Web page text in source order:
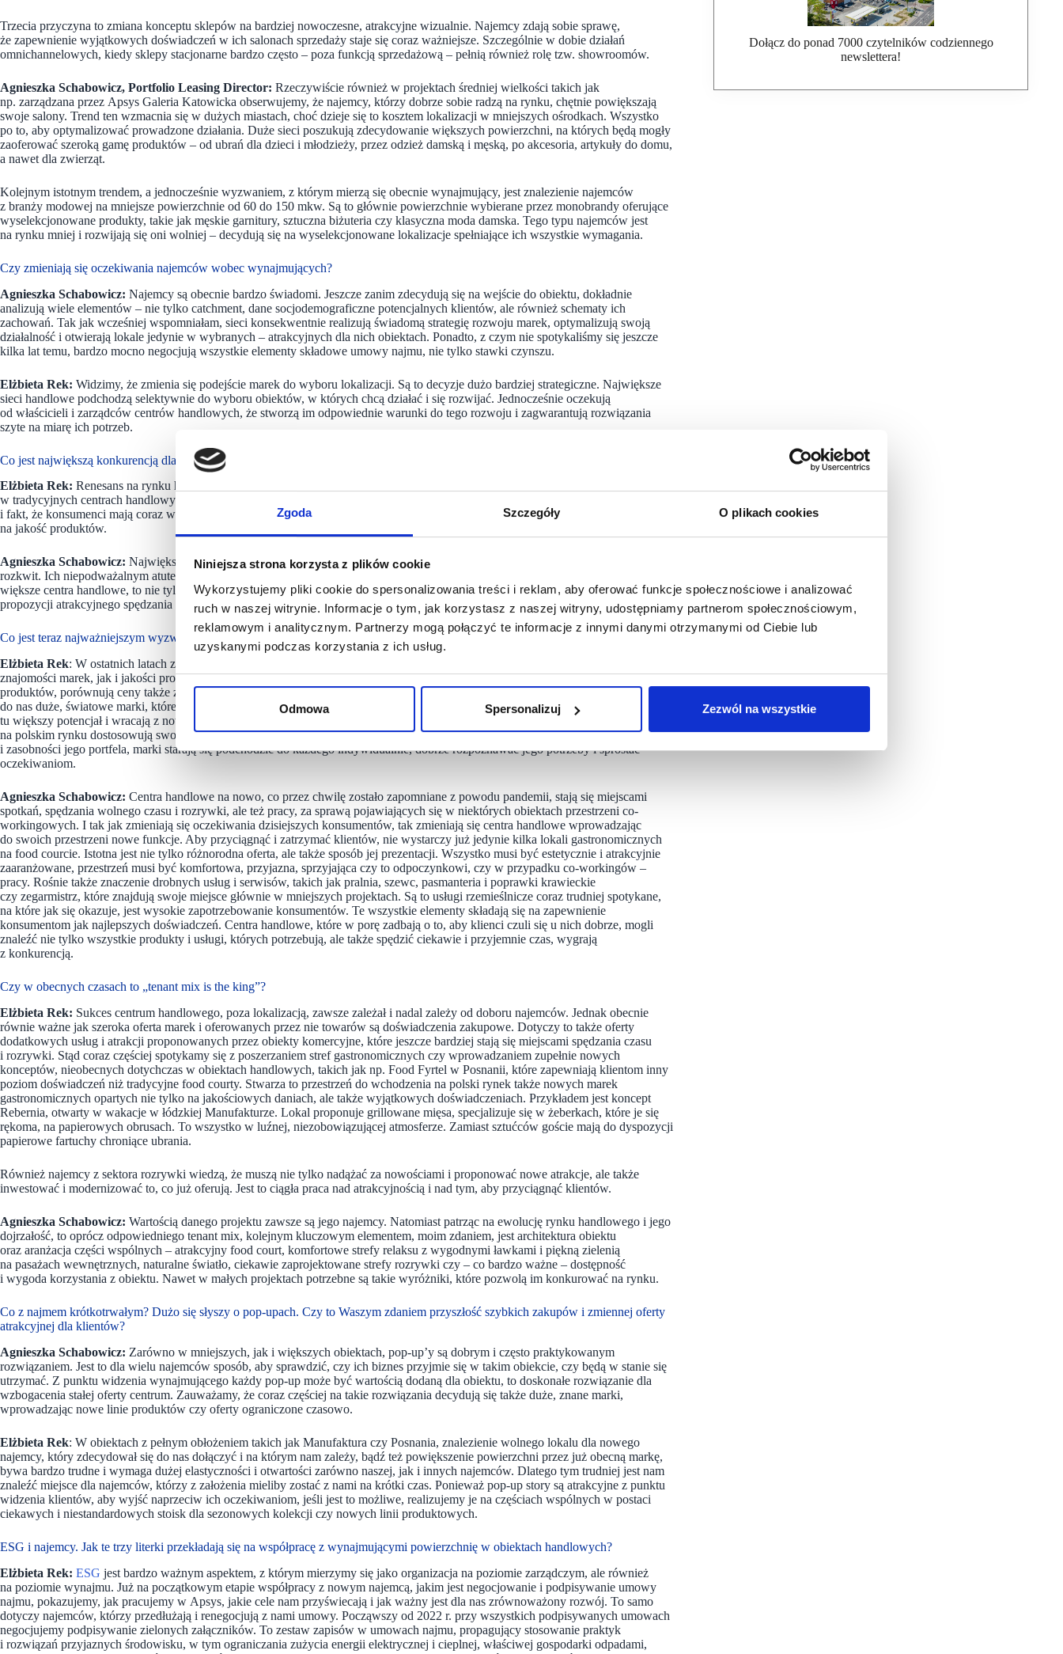
Zgoda Szczegóły O plikach cookies
Niniejsza strona korzysta z plików cookie
Wykorzystujemy pliki cookie do spersonalizowania treści i reklam, aby oferować funkcje społecznościowe i analizować
ruch w naszej witrynie. Informacje o tym, jak korzystasz z naszej witryny, udostępniamy partnerom społecznościowym,
reklamowym i analitycznym. Partnerzy mogą połączyć te informacje z innymi danymi otrzymanymi od Ciebie lub
uzyskanymi podczas korzystania z ich usług.
Odmowa Spersonalizuj Zezwól na wszystkie
Trzecia przyczyna to zmiana konceptu sklepów na bardziej nowoczesne, atrakcyjne wizualnie. Najemcy zdają sobie sprawę,
że zapewnienie wyjątkowych doświadczeń w ich salonach sprzedaży staje się coraz ważniejsze. Szczególnie w dobie działań
omnichannelowych, kiedy sklepy stacjonarne bardzo często – poza funkcją sprzedażową – pełnią również rolę tzw. showroomów.
Agnieszka Schabowicz, Portfolio Leasing Director: Rzeczywiście również w projektach średniej wielkości takich jak
np. zarządzana przez Apsys Galeria Katowicka obserwujemy, że najemcy, którzy dobrze sobie radzą na rynku, chętnie powiększają
swoje salony. Trend ten wzmacnia się w dużych miastach, choć dzieje się to kosztem lokalizacji w mniejszych ośrodkach. Wszystko
po to, aby optymalizować prowadzone działania. Duże sieci poszukują zdecydowanie większych powierzchni, na których będą mogły
zaoferować szeroką gamę produktów – od ubrań dla dzieci i młodzieży, przez odzież damską i męską, po akcesoria, artykuły do domu,
a nawet dla zwierząt.
Kolejnym istotnym trendem, a jednocześnie wyzwaniem, z którym mierzą się obecnie wynajmujący, jest znalezienie najemców
z branży modowej na mniejsze powierzchnie od 60 do 150 mkw. Są to głównie powierzchnie wybierane przez monobrandy oferujące
wyselekcjonowane produkty, takie jak męskie garnitury, sztuczna biżuteria czy klasyczna moda damska. Tego typu najemców jest
na rynku mniej i rozwijają się oni wolniej – decydują się na wyselekcjonowane lokalizacje spełniające ich wszystkie wymagania.
Czy zmieniają się oczekiwania najemców wobec wynajmujących?
Agnieszka Schabowicz: Najemcy są obecnie bardzo świadomi. Jeszcze zanim zdecydują się na wejście do obiektu, dokładnie
analizują wiele elementów – nie tylko catchment, dane socjodemograficzne potencjalnych klientów, ale również schematy ich
zachowań. Tak jak wcześniej wspomniałam, sieci konsekwentnie realizują świadomą strategię rozwoju marek, optymalizują swoją
działalność i otwierają lokale jedynie w wybranych – atrakcyjnych dla nich obiektach. Ponadto, z czym nie spotykaliśmy się jeszcze
kilka lat temu, bardzo mocno negocjują wszystkie elementy składowe umowy najmu, nie tylko stawki czynszu.
Elżbieta Rek: Widzimy, że zmienia się podejście marek do wyboru lokalizacji. Są to decyzje dużo bardziej strategiczne. Największe
sieci handlowe podchodzą selektywnie do wyboru obiektów, w których chcą działać i się rozwijać. Jednocześnie oczekują
od właścicieli i zarządców centrów handlowych, że stworzą im odpowiednie warunki do tego rozwoju i zagwarantują rozwiązania
szyte na miarę ich potrzeb.
Co jest największą konkurencją dla Waszych obiektów?
Elżbieta Rek: Renesans na rynku handlowym przeżywają outlety i to one mogą być w pewnym stopniu konkurencją dla najemców
w tradycyjnych centrach handlowych. Ponownemu ożywieniu w sektorze centrów wyprzedażowych sprzyja trend smart shopping
i fakt, że konsumenci mają coraz większą świadomość i znajomość marek, także tych z wyższej półki, a jednocześnie zwracają uwagę
na jakość produktów.
Agnieszka Schabowicz: Największą konkurencją dla obiektów średniej wielkości są retail parki, które w ostatnich latach przeżywają
rozkwit. Ich niepodważalnym atutem jest łatwość i szybkość zrobienia zakupów pierwszej potrzeby. Natomiast to, czym wygrywają
większe centra handlowe, to nie tylko bogatsza i bardziej kompleksowa oferta modowa, ale także jakość przestrzeni i coraz więcej
propozycji atrakcyjnego spędzania czasu.
Co jest teraz najważniejszym wyzwaniem, jeśli chodzi o spełnienie oczekiwań konsumentów?
Elżbieta Rek: W ostatnich latach zdecydowanie wzrosła i wciąż rośnie świadomość polskich konsumentów zarówno w zakresie
znajomości marek, jak i jakości produktów oraz materiałów, z których są wykonane. Konsumenci oczekują wysokiej jakości
produktów, porównują ceny także z tymi w zagranicznych sklepach. Nasz rynek jest bardziej dojrzały, a to powoduje, że powracają
do nas duże, światowe marki, które kilka lub kilkanaście lat temu próbowały zaistnieć w Polsce bez powodzenia. Teraz widzą
tu większy potencjał i wracają z nowymi konceptami. Nie da się również nie zauważyć, że w ostatnim czasie marki działające
na polskim rynku dostosowują swoją ofertę do silnie obecnych klientów z Ukrainy. Obserwujemy także, że niezależnie od klienta
i zasobności jego portfela, marki starają się podchodzić do każdego indywidualnie, dobrze rozpoznawać jego potrzeby i sprostać
oczekiwaniom.
Agnieszka Schabowicz: Centra handlowe na nowo, co przez chwilę zostało zapomniane z powodu pandemii, stają się miejscami
spotkań, spędzania wolnego czasu i rozrywki, ale też pracy, za sprawą pojawiających się w niektórych obiektach przestrzeni co-
workingowych. I tak jak zmieniają się oczekiwania dzisiejszych konsumentów, tak zmieniają się centra handlowe wprowadzając
do swoich przestrzeni nowe funkcje. Aby przyciągnąć i zatrzymać klientów, nie wystarczy już jedynie kilka lokali gastronomicznych
na food courcie. Istotna jest nie tylko różnorodna oferta, ale także sposób jej prezentacji. Wszystko musi być estetycznie i atrakcyjnie
zaaranżowane, przestrzeń musi być komfortowa, przyjazna, sprzyjająca czy to odpoczynkowi, czy w przypadku co-workingów –
pracy. Rośnie także znaczenie drobnych usług i serwisów, takich jak pralnia, szewc, pasmanteria i poprawki krawieckie
czy zegarmistrz, które znajdują swoje miejsce głównie w mniejszych projektach. Są to usługi rzemieślnicze coraz trudniej spotykane,
na które jak się okazuje, jest wysokie zapotrzebowanie konsumentów. Te wszystkie elementy składają się na zapewnienie
konsumentom jak najlepszych doświadczeń. Centra handlowe, które w porę zadbają o to, aby klienci czuli się u nich dobrze, mogli
znaleźć nie tylko wszystkie produkty i usługi, których potrzebują, ale także spędzić ciekawie i przyjemnie czas, wygrają
z konkurencją.
Czy w obecnych czasach to „tenant mix is the king”?
Elżbieta Rek: Sukces centrum handlowego, poza lokalizacją, zawsze zależał i nadal zależy od doboru najemców. Jednak obecnie
równie ważne jak szeroka oferta marek i oferowanych przez nie towarów są doświadczenia zakupowe. Dotyczy to także oferty
dodatkowych usług i atrakcji proponowanych przez obiekty komercyjne, które jeszcze bardziej stają się miejscami spędzania czasu
i rozrywki. Stąd coraz częściej spotykamy się z poszerzaniem stref gastronomicznych czy wprowadzaniem zupełnie nowych
konceptów, nieobecnych dotychczas w obiektach handlowych, takich jak np. Food Fyrtel w Posnanii, które zapewniają klientom inny
poziom doświadczeń niż tradycyjne food courty. Stwarza to przestrzeń do wchodzenia na polski rynek także nowych marek
gastronomicznych opartych nie tylko na jakościowych daniach, ale także wyjątkowych doświadczeniach. Przykładem jest koncept
Rebernia, otwarty w wakacje w łódzkiej Manufakturze. Lokal proponuje grillowane mięsa, specjalizuje się w żeberkach, które je się
rękoma, na papierowych obrusach. To wszystko w luźnej, niezobowiązującej atmosferze. Zamiast sztućców goście mają do dyspozycji
papierowe fartuchy chroniące ubrania.
Również najemcy z sektora rozrywki wiedzą, że muszą nie tylko nadążać za nowościami i proponować nowe atrakcje, ale także
inwestować i modernizować to, co już oferują. Jest to ciągła praca nad atrakcyjnością i nad tym, aby przyciągnąć klientów.
Agnieszka Schabowicz: Wartością danego projektu zawsze są jego najemcy. Natomiast patrząc na ewolucję rynku handlowego i jego
dojrzałość, to oprócz odpowiedniego tenant mix, kolejnym kluczowym elementem, moim zdaniem, jest architektura obiektu
oraz aranżacja części wspólnych – atrakcyjny food court, komfortowe strefy relaksu z wygodnymi ławkami i piękną zielenią
na pasażach wewnętrznych, naturalne światło, ciekawie zaprojektowane strefy rozrywki czy – co bardzo ważne – dostępność
i wygoda korzystania z obiektu. Nawet w małych projektach potrzebne są takie wyróżniki, które pozwolą im konkurować na rynku.
Co z najmem krótkotrwałym? Dużo się słyszy o pop-upach. Czy to Waszym zdaniem przyszłość szybkich zakupów i zmiennej oferty
atrakcyjnej dla klientów?
Agnieszka Schabowicz: Zarówno w mniejszych, jak i większych obiektach, pop-up’y są dobrym i często praktykowanym
rozwiązaniem. Jest to dla wielu najemców sposób, aby sprawdzić, czy ich biznes przyjmie się w takim obiekcie, czy będą w stanie się
utrzymać. Z punktu widzenia wynajmującego każdy pop-up może być wartością dodaną dla obiektu, to doskonałe rozwiązanie dla
wzbogacenia stałej oferty centrum. Zauważamy, że coraz częściej na takie rozwiązania decydują się także duże, znane marki,
wprowadzając nowe linie produktów czy oferty ograniczone czasowo.
Elżbieta Rek: W obiektach z pełnym obłożeniem takich jak Manufaktura czy Posnania, znalezienie wolnego lokalu dla nowego
najemcy, który zdecydował się do nas dołączyć i na którym nam zależy, bądź też powiększenie powierzchni przez już obecną markę,
bywa bardzo trudne i wymaga dużej elastyczności i otwartości zarówno naszej, jak i innych najemców. Dlatego tym trudniej jest nam
znaleźć miejsce dla najemców, którzy z założenia mieliby zostać z nami na krótki czas. Ponieważ pop-up story są atrakcyjne z punktu
widzenia klientów, aby wyjść naprzeciw ich oczekiwaniom, jeśli jest to możliwe, realizujemy je na częściach wspólnych w postaci
ciekawych i niestandardowych stoisk dla sezonowych kolekcji czy nowych linii produktowych.
ESG i najemcy. Jak te trzy literki przekładają się na współpracę z wynajmującymi powierzchnię w obiektach handlowych?
Elżbieta Rek: ESG jest bardzo ważnym aspektem, z którym mierzymy się jako organizacja na poziomie zarządczym, ale również
na poziomie wynajmu. Już na początkowym etapie współpracy z nowym najemcą, jakim jest negocjowanie i podpisywanie umowy
najmu, pokazujemy, jak pracujemy w Apsys, jakie cele nam przyświecają i jak ważny jest dla nas zrównoważony rozwój. To samo
dotyczy najemców, którzy przedłużają i renegocjują z nami umowy. Począwszy od 2022 r. przy wszystkich podpisywanych umowach
negocjujemy podpisywanie zielonych załączników. To zestaw zapisów w umowach najmu, propagujący stosowanie praktyk
i rozwiązań przyjaznych środowisku, w tym ograniczania zużycia energii elektrycznej i cieplnej, właściwej gospodarki odpadami,
Dołącz do ponad 7000 czytelników codziennego
newslettera!